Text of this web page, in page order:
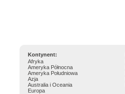
Kontynent:
Afryka
Ameryka Północna
Ameryka Południowa
Azja
Australia i Oceania
Europa